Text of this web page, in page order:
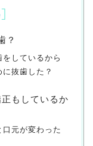
]
？
しているから
抜歯した？
もしているか
口元が変わった